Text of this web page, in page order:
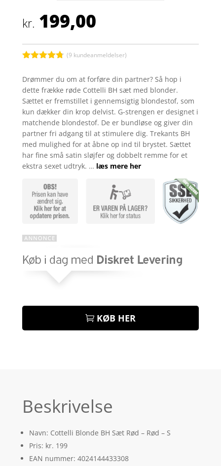
kr. 199,00
ud af 5
baseret på
kundebedø
mmelser
(9 kundeanmeldelser)
Drømmer du om at forføre din partner? Så hop i
dette frække røde Cottelli BH sæt med blonder.
Sættet er fremstillet i gennemsigtig blondestof, som
kun dækker din krop delvist. G-strengen er designet i
matchende blondestof. De er bundløse og giver din
partner fri adgang til at stimulere dig. Trekants BH
med mulighed for at åbne op ind til brystet. Sættet
har fine små satin sløjfer og dobbelt remme for et
ekstra sexet udtryk. … læs mere her
KØB HER
Beskrivelse
Navn: Cottelli Blonde BH Sæt Rød – Rød – S
Pris: kr. 199
EAN nummer: 4024144433308